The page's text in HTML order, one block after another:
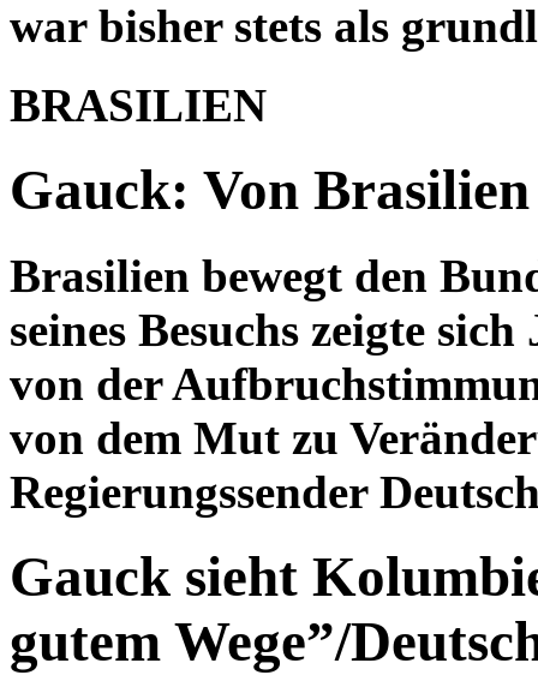
war bisher stets als
BRASILIEN
Gauck: Von
Brasilien bewegt den
seines Besuchs zeigte
von der
von dem Mut zu
Regierungssender
Gauck sieht
gutem Wege”/